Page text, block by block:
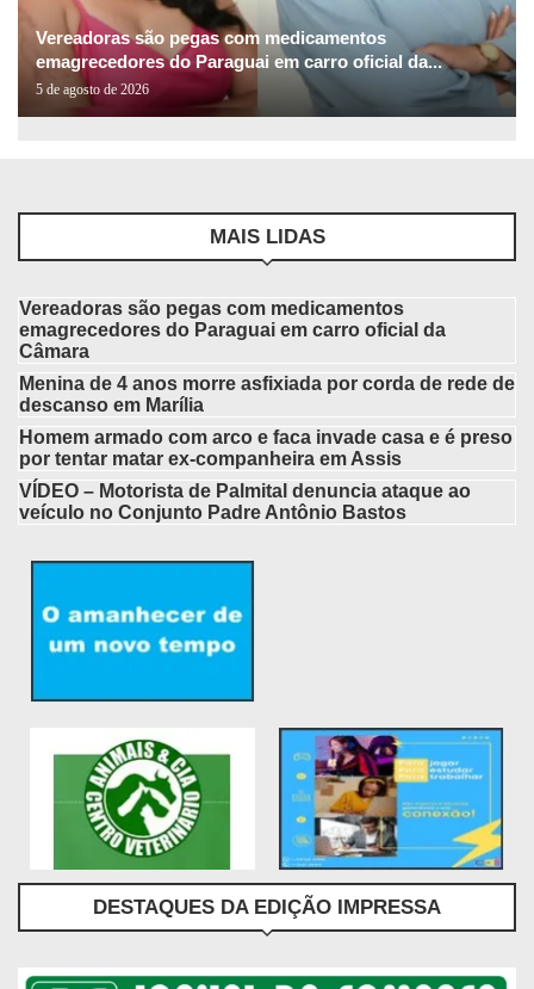
Vereadoras são pegas com medicamentos
emagrecedores do Paraguai em carro oficial da...
5 de agosto de 2026
MAIS LIDAS
Vereadoras são pegas com medicamentos
emagrecedores do Paraguai em carro oficial da
Câmara
Menina de 4 anos morre asfixiada por corda de rede de
descanso em Marília
Homem armado com arco e faca invade casa e é preso
por tentar matar ex-companheira em Assis
VÍDEO – Motorista de Palmital denuncia ataque ao
veículo no Conjunto Padre Antônio Bastos
DESTAQUES DA EDIÇÃO IMPRESSA